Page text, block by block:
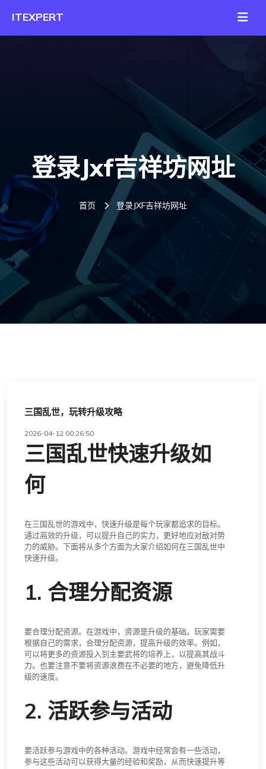
登录jxf吉祥坊网址
首页 登录JXF吉祥坊网址
三国乱世，玩转升级攻略
2026-04-12 00:26:50
三国乱世快速升级如
何
在三国乱世的游戏中，快速升级是每个玩家都追求的目标。
通过高效的升级，可以提升自己的实力，更好地应对敌对势
力的威胁。下面将从多个方面为大家介绍如何在三国乱世中
快速升级。
1. 合理分配资源
要合理分配资源。在游戏中，资源是升级的基础。玩家需要
根据自己的需求，合理分配资源，提高升级的效率。例如，
可以将更多的资源投入到主要武将的培养上，以提高其战斗
力。也要注意不要将资源浪费在不必要的地方，避免降低升
级的速度。
2. 活跃参与活动
要活跃参与游戏中的各种活动。游戏中经常会有一些活动，
参与这些活动可以获得大量的经验和奖励，从而快速提升等